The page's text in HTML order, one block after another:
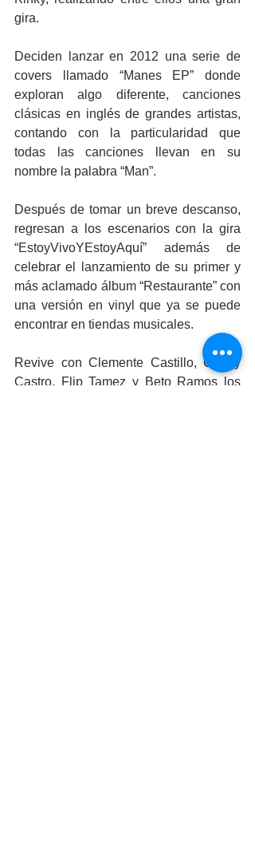
gira.
Deciden lanzar en 2012 una serie de
covers llamado “Manes EP” donde
exploran algo diferente, canciones
clásicas en inglés de grandes artistas,
contando con la particularidad que
todas las canciones llevan en su
nombre la palabra “Man”.
Después de tomar un breve descanso,
regresan a los escenarios con la gira
“EstoyVivoYEstoyAquí” además de
celebrar el lanzamiento de su primer y
más aclamado álbum “Restaurante” con
una versión en vinyl que ya se puede
encontrar en tiendas musicales.
Revive con Clemente Castillo, Charly
Castro, Flip Tamez y Beto Ramos los